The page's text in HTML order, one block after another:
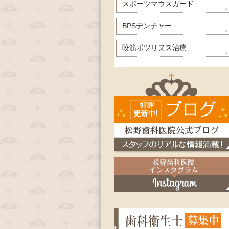
スポーツマウスガード
BPSデンチャー
咬筋ボツリヌス治療